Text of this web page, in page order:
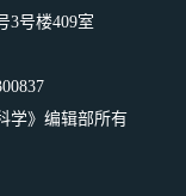
3号楼409室
学》编辑部所有